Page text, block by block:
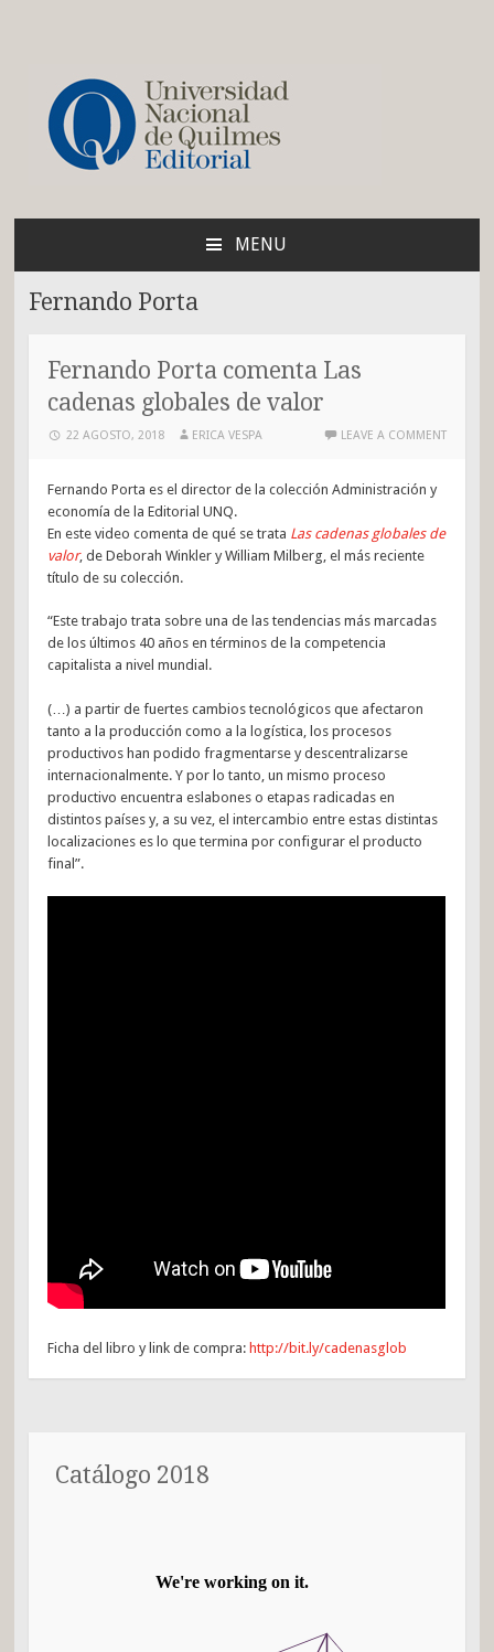
Blog de la Editorial de
MENU
CONTENT
Fernando Porta
Fernando Porta comenta Las
cadenas globales de valor
22 AGOSTO, 2018 ERICA VESPA LEAVE A COMMENT
Fernando Porta es el director de la colección Administración y
economía de la Editorial UNQ.
En este video comenta de qué se trata Las cadenas globales de
valor, de Deborah Winkler y William Milberg, el más reciente
título de su colección.
“Este trabajo trata sobre una de las tendencias más marcadas
de los últimos 40 años en términos de la competencia
capitalista a nivel mundial.
(…) a partir de fuertes cambios tecnológicos que afectaron
tanto a la producción como a la logística, los procesos
productivos han podido fragmentarse y descentralizarse
internacionalmente. Y por lo tanto, un mismo proceso
productivo encuentra eslabones o etapas radicadas en
distintos países y, a su vez, el intercambio entre estas distintas
localizaciones es lo que termina por configurar el producto
final”.
Ficha del libro y link de compra: http://bit.ly/cadenasglob
Catálogo 2018